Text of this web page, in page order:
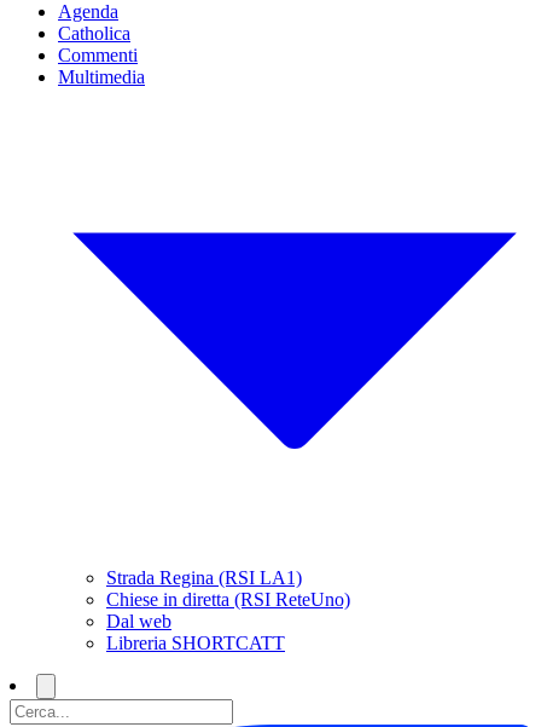
Agenda
Catholica
Commenti
Multimedia
Strada Regina (RSI LA1)
Chiese in diretta (RSI ReteUno)
Dal web
Libreria SHORTCATT